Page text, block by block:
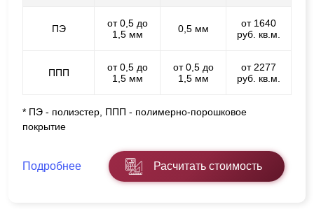
ПЭ
от 0,5 до
1,5 мм
0,5 мм
от 1640
руб. кв.м.
ППП
от 0,5 до
1,5 мм
от 0,5 до
1,5 мм
от 2277
руб. кв.м.
* ПЭ - полиэстер, ППП - полимерно-порошковое
покрытие
Подробнее Расчитать стоимость